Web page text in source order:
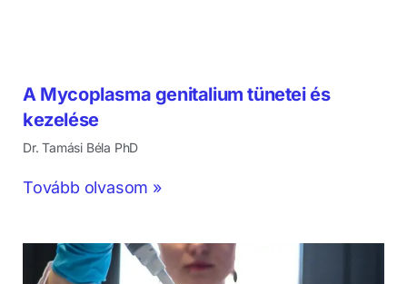
A Mycoplasma genitalium tünetei és
kezelése
Dr. Tamási Béla PhD
Tovább olvasom »